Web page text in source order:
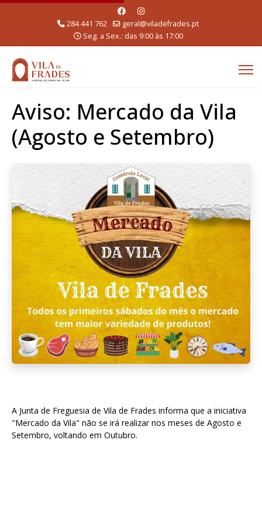
284 441 762
geral@viladefrades.pt
Seg. a Sex.: das 9:00 às 17:00
Aviso: Mercado da Vila
(Agosto e Setembro)
A Junta de Freguesia de Vila de Frades informa que a iniciativa
"Mercado da Vila" não se irá realizar nos meses de Agosto e
Setembro, voltando em Outubro.